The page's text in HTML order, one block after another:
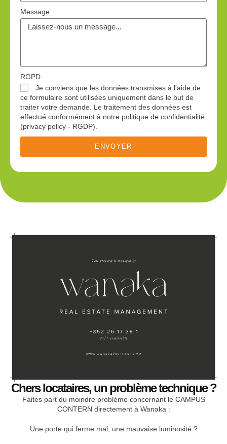
Message
RGPD
Je conviens que les données transmises à l'aide de
ce formulaire sont utilisées uniquement dans le but de
traiter votre demande. Le traitement des données est
effectué conformément à notre politique de confidentialité
(privacy policy - RGDP).
ENVOYER
Chers locataires, un problème technique ?
Faites part du moindre problème concernant le CAMPUS
CONTERN directement à Wanaka :
Une porte qui ferme mal, une mauvaise luminosité ?